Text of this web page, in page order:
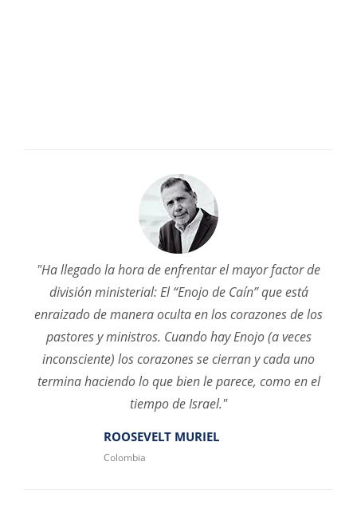
"Ha llegado la hora de enfrentar el mayor factor de
división ministerial: El “Enojo de Caín” que está
enraizado de manera oculta en los corazones de los
pastores y ministros. Cuando hay Enojo (a veces
inconsciente) los corazones se cierran y cada uno
termina haciendo lo que bien le parece, como en el
tiempo de Israel."
ROOSEVELT MURIEL
Colombia